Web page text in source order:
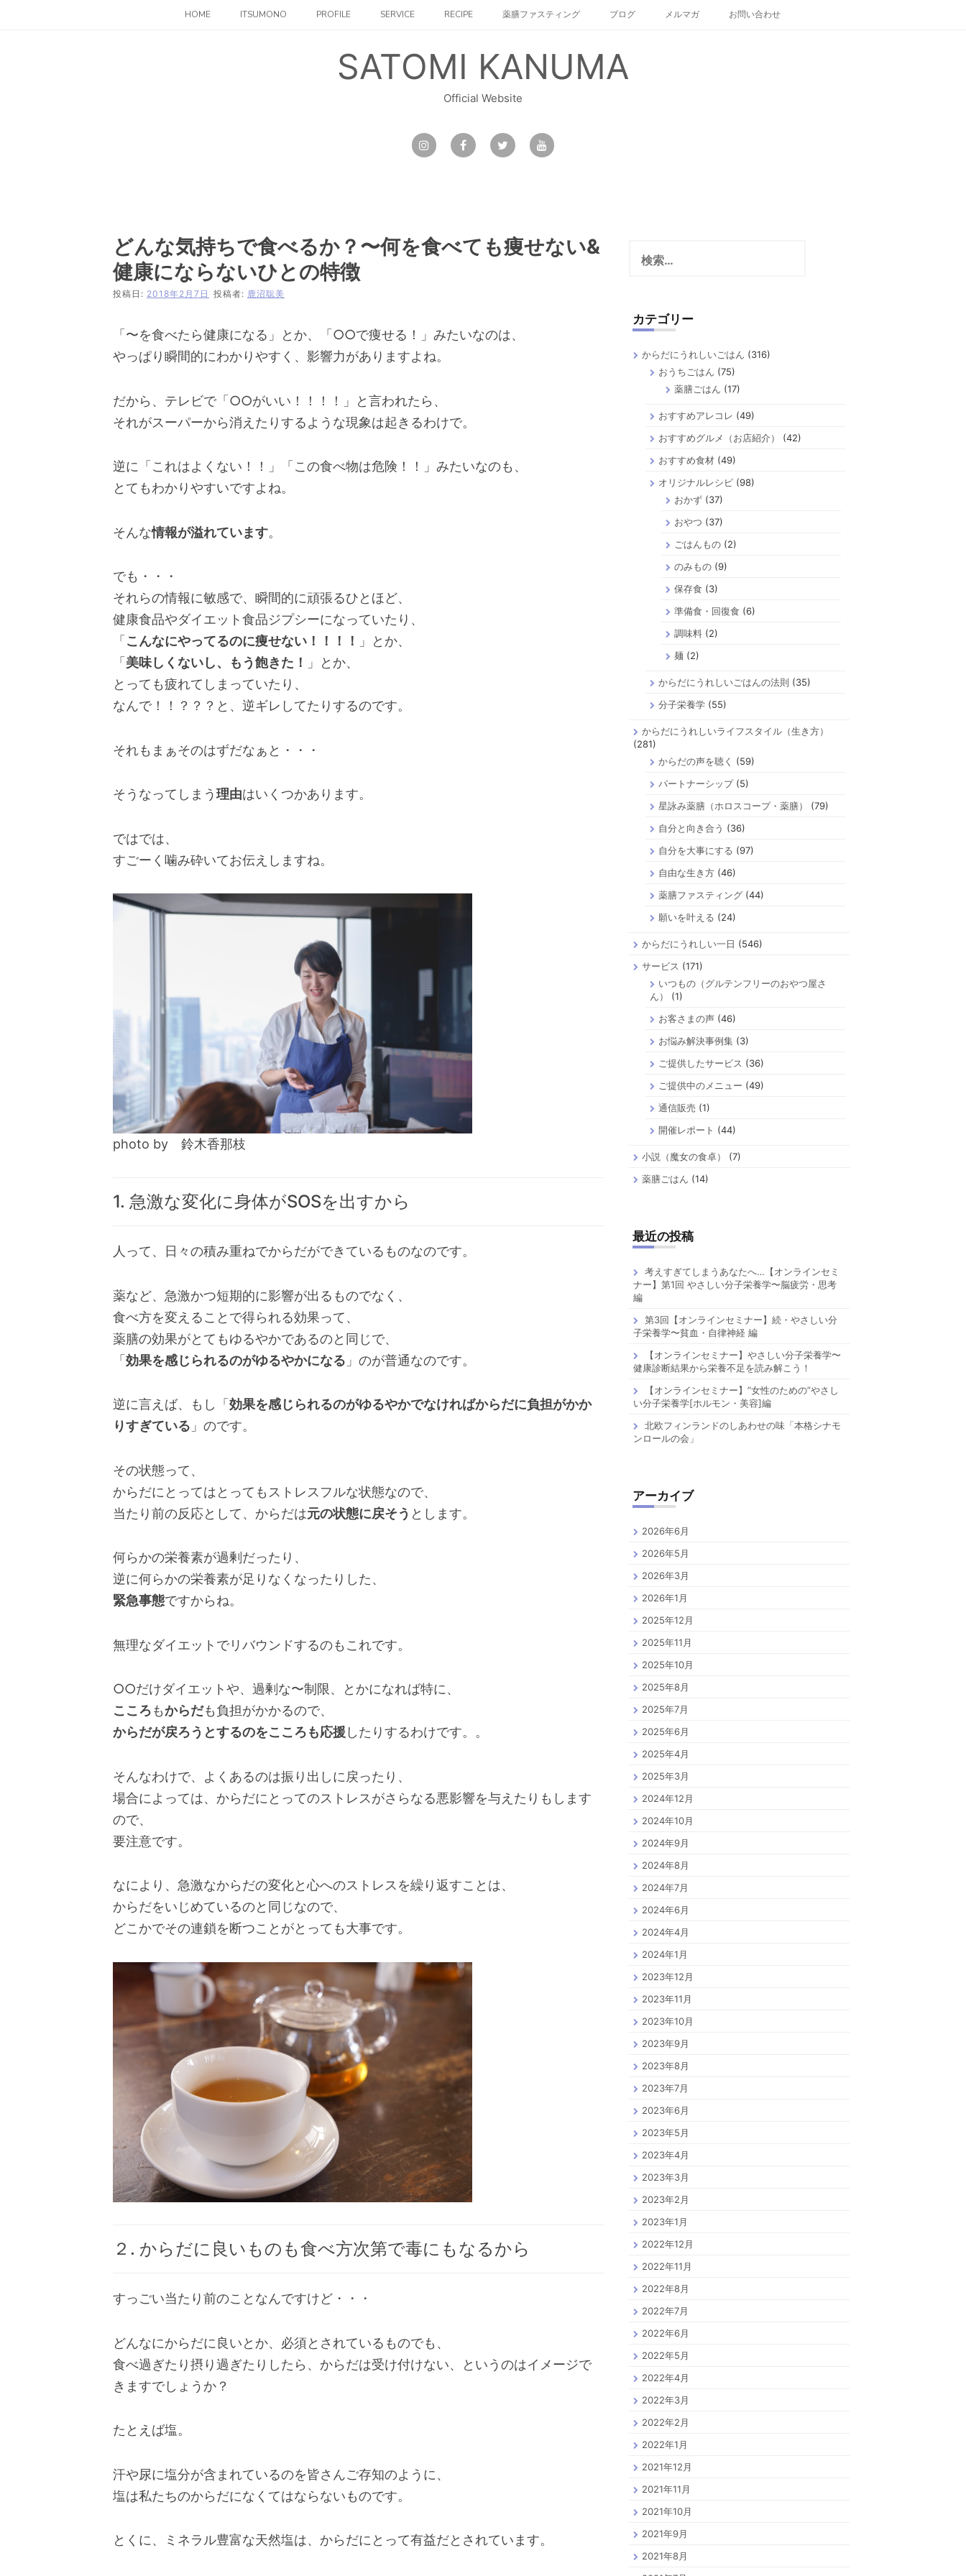
HOME ITSUMONO PROFILE SERVICE RECIPE 薬膳ファスティング ブログ メルマガ お問い合わせ
SATOMI KANUMA
Official Website
どんな気持ちで食べるか？〜何を食べても痩せない&
健康にならないひとの特徴
投稿日: 2018年2月7日 投稿者: 鹿沼聡美
「〜を食べたら健康になる」とか、「○○で痩せる！」みたいなのは、
やっぱり瞬間的にわかりやすく、影響力がありますよね。
だから、テレビで「○○がいい！！！！」と言われたら、
それがスーパーから消えたりするような現象は起きるわけで。
逆に「これはよくない！！」「この食べ物は危険！！」みたいなのも、
とてもわかりやすいですよね。
そんな情報が溢れています。
でも・・・
それらの情報に敏感で、瞬間的に頑張るひとほど、
健康食品やダイエット食品ジプシーになっていたり、
「 こんなにやってるのに痩せない！！！！
」とか、
「 美味しくないし、もう飽きた！
」とか、
とっても疲れてしまっていたり、
なんで！！？？？と、逆ギレしてたりするのです。
それもまぁそのはずだなぁと・・・
そうなってしまう理由はいくつかあります。
ではでは、
すごーく噛み砕いてお伝えしますね。
photo by 鈴木香那枝
1. 急激な変化に身体がSOSを出すから
人って、日々の積み重ねでからだができているものなのです。
薬など、急激かつ短期的に影響が出るものでなく、
食べ方を変えることで得られる効果って、
薬膳の効果がとてもゆるやかであるのと同じで、
「効果を感じられるのがゆるやかになる 」のが普通なのです。
逆に言えば、もし「 効果を感じられるのがゆるやかでなければからだに負担がかか
りすぎている 」のです。
その状態って、
からだにとってはとってもストレスフルな状態なので、
当たり前の反応として、からだは元の状態に戻そう とします。
何らかの栄養素が過剰だったり、
逆に何らかの栄養素が足りなくなったりした、
緊急事態ですからね。
無理なダイエットでリバウンドするのもこれです。
○○だけダイエットや、過剰な〜制限、とかになれば特に、
こころもからだも負担がかかるので、
からだが戻ろうとするのをこころも応援したりするわけです。。
そんなわけで、よくあるのは振り出しに戻ったり、
場合によっては、からだにとってのストレスがさらなる悪影響を与えたりもします
ので、
要注意です。
なにより、急激なからだの変化と心へのストレスを繰り返すことは、
からだをいじめているのと同じなので、
どこかでその連鎖を断つことがとっても大事です。
２. からだに良いものも食べ方次第で毒にもなるから
すっごい当たり前のことなんですけど・・・
どんなにからだに良いとか、必須とされているものでも、
食べ過ぎたり摂り過ぎたりしたら、からだは受け付けない、というのはイメージで
きますでしょうか？
たとえば塩。
汗や尿に塩分が含まれているのを皆さんご存知のように、
塩は私たちのからだになくてはならないものです。
とくに、ミネラル豊富な天然塩は、からだにとって有益だとされています。
索:
カテゴリー
からだにうれしいごはん (316)
おうちごはん (75)
薬膳ごはん (17)
おすすめアレコレ (49)
おすすめグルメ（お店紹介）
(42)
おすすめ食材(49)
オリジナルレシピ(98)
おかず(37)
おやつ (37)
ごはんもの(2)
のみもの(9)
保存食 (3)
準備食・回復食 (6)
調味料(2)
麺 (2)
からだにうれしいごはんの法則 (35)
分子栄養学(55)
からだにうれしいライフスタイル（生き方）
(281)
からだの声を聴く
(59)
パートナーシップ(5)
星詠み薬膳（ホロスコープ・薬膳）
(79)
自分と向き合う (36)
自分を大事にする (97)
自由な生き方(46)
薬膳ファスティング(44)
願いを叶える (24)
からだにうれしい一日 (546)
サービス (171)
いつもの（グルテンフリーのおやつ屋さ
ん）
(1)
お客さまの声(46)
お悩み解決事例集 (3)
ご提供したサービス (36)
ご提供中のメニュー (49)
通信販売 (1)
開催レポート (44)
小説（魔女の食卓）
(7)
薬膳ごはん (14)
最近の投稿
考えすぎてしまうあなたへ…【オンラインセミ
ナー】第1回 やさしい分子栄養学〜脳疲労・思考
編
第3回【オンラインセミナー】続・やさしい分
子栄養学〜貧血・自律神経 編
【オンラインセミナー】やさしい分子栄養学〜
健康診断結果から栄養不足を読み解こう！
【オンラインセミナー】”女性のための”やさし
い分子栄養学[ホルモン・美容]編
北欧フィンランドのしあわせの味「本格シナモ
ンロールの会」
アーカイブ
2026年6月
2026年5月
2026年3月
2026年1月
2025年12月
2025年11月
2025年10月
2025年8月
2025年7月
2025年6月
2025年4月
2025年3月
2024年12月
2024年10月
2024年9月
2024年8月
2024年7月
2024年6月
2024年4月
2024年1月
2023年12月
2023年11月
2023年10月
2023年9月
2023年8月
2023年7月
2023年6月
2023年5月
2023年4月
2023年3月
2023年2月
2023年1月
2022年12月
2022年11月
2022年8月
2022年7月
2022年6月
2022年5月
2022年4月
2022年3月
2022年2月
2022年1月
2021年12月
2021年11月
2021年10月
2021年9月
2021年8月